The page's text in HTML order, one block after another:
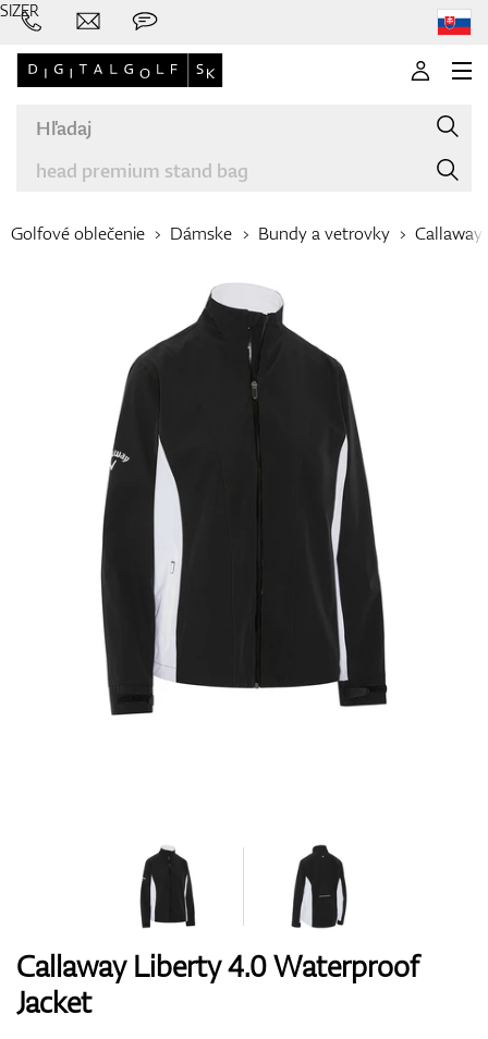
Značky
Palice
Topánky
Rukavice
Golfové oblečenie Dámske Bundy a vetrovky Callaway
Callaway Liberty 4.0 Waterproof
Jacket
SIZER